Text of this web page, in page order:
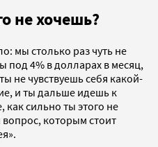
не хочешь?
мы столько раз чуть не
под 4% в долларах в месяц,
не чувствуешь себя какой-
и ты дальше идешь к
сильно ты этого не
которым стоит